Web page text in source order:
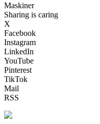
Maskiner
Sharing is caring
X
Facebook
Instagram
LinkedIn
YouTube
Pinterest
TikTok
Mail
RSS